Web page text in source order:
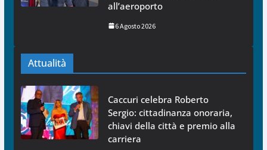
all’aeroporto
6 Agosto 2026
Attualità
Caccuri celebra Roberto
Sergio: cittadinanza onoraria,
chiavi della città e premio alla
carriera